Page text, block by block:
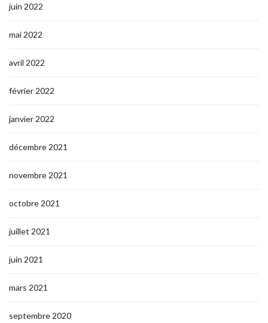
juin 2022
mai 2022
avril 2022
février 2022
janvier 2022
décembre 2021
novembre 2021
octobre 2021
juillet 2021
juin 2021
mars 2021
septembre 2020